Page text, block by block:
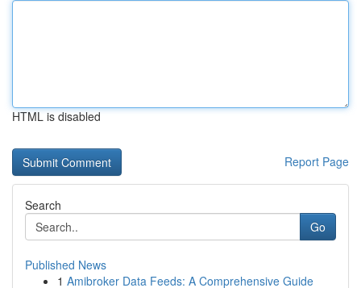
HTML is disabled
Report Page
Search
Go
Published News
1 Amibroker Data Feeds: A Comprehensive Guide